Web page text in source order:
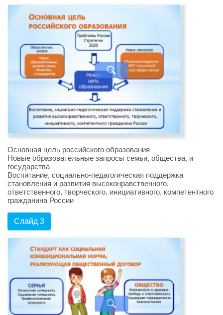
Основная цель российского образования
Новые образовательные запросы семьи, общества, и
государства
Воспитание, социально-педагогическая поддержка
становления и развития высоконравственного,
ответственного, творческого, инициативного, компетентного
гражданина России
Слайд 3